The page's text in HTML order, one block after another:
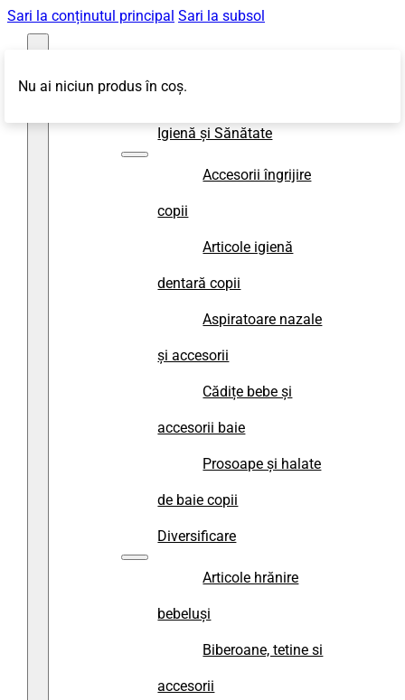
Sari la conținutul principal Sari la subsol
Igienă și Sănătate
Accesorii îngrijire
copii
Articole igienă
dentară copii
Aspiratoare nazale
și accesorii
Cădițe bebe și
accesorii baie
Prosoape și halate
de baie copii
Diversificare
Articole hrănire
bebeluși
Biberoane, tetine si
accesorii
Nu ai niciun produs în coș.